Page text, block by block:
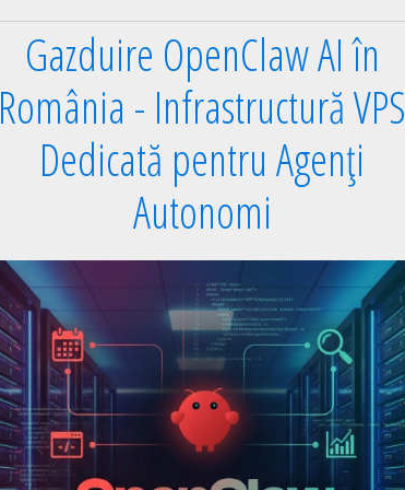
Gazduire OpenClaw AI în
România - Infrastructură VPS
Dedicată pentru Agenți
Autonomi